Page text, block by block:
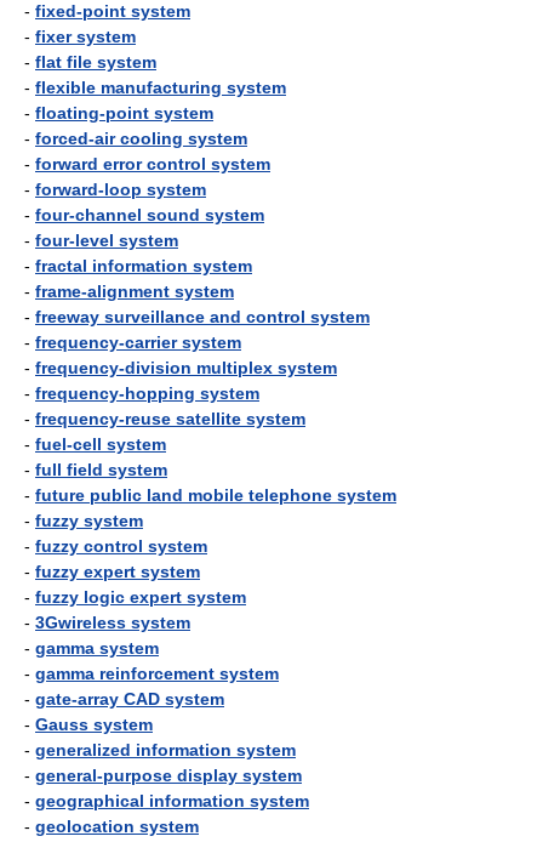
- fixed-point system
- fixer system
- flat file system
- flexible manufacturing system
- floating-point system
- forced-air cooling system
- forward error control system
- forward-loop system
- four-channel sound system
- four-level system
- fractal information system
- frame-alignment system
- freeway surveillance and control system
- frequency-carrier system
- frequency-division multiplex system
- frequency-hopping system
- frequency-reuse satellite system
- fuel-cell system
- full field system
- future public land mobile telephone system
- fuzzy system
- fuzzy control system
- fuzzy expert system
- fuzzy logic expert system
- 3Gwireless system
- gamma system
- gamma reinforcement system
- gate-array CAD system
- Gauss system
- generalized information system
- general-purpose display system
- geographical information system
- geolocation system